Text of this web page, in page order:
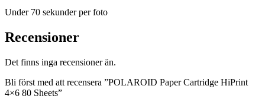
Under 70 sekunder per foto
Recensioner
Det finns inga recensioner än.
Bli först med att recensera ”POLAROID Paper Cartridge HiPrint
4×6 80 Sheets”